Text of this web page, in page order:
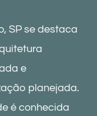
SP se destaca
e
planejada.
é conhecida